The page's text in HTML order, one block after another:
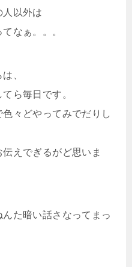
以外は
なぁ。。。
、
ら毎日です。
々どやってみでだりし
えでぎるがど思いま
た暗い話さなってまっ